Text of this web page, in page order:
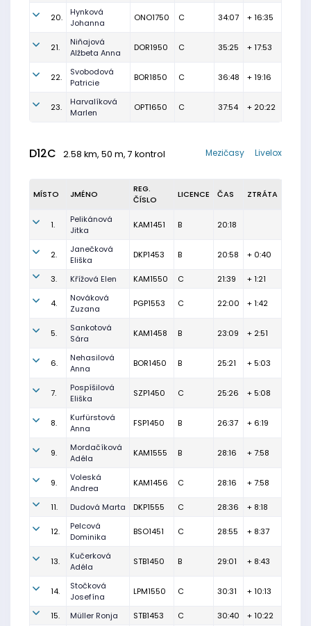
20.
Hynková
Johanna
ONO1750 C 34:07 + 16:35
21.
Niňajová
Alžbeta Anna
DOR1950 C 35:25 + 17:53
22.
Svobodová
Patricie
BOR1850 C 36:48 + 19:16
23.
Harvalíková
Marlen
OPT1650 C 37:54 + 20:22
D12C 2.58 km, 50 m, 7 kontrol Livelox
Mezičasy
MÍSTO JMÉNO
REG.
ČÍSLO
LICENCE ČAS ZTRÁTA
1.
Pelikánová
Jitka
KAM1451 B 20:18
2.
Janečková
Eliška
DKP1453 B 20:58 + 0:40
3. Křížová Elen KAM1550 C 21:39 + 1:21
4.
Nováková
Zuzana
PGP1553 C 22:00 + 1:42
5.
Sankotová
Sára
KAM1458 B 23:09 + 2:51
6.
Nehasilová
Anna
BOR1450 B 25:21 + 5:03
7.
Pospíšilová
Eliška
SZP1450 C 25:26 + 5:08
8.
Kurfürstová
Anna
FSP1450 B 26:37 + 6:19
9.
Mordačíková
Adéla
KAM1555 B 28:16 + 7:58
9.
Voleská
Andrea
KAM1456 C 28:16 + 7:58
11. Dudová Marta DKP1555 C 28:36 + 8:18
12.
Pelcová
Dominika
BSO1451 C 28:55 + 8:37
13.
Kučerková
Adéla
STB1450 B 29:01 + 8:43
14.
Stočková
Josefína
LPM1550 C 30:31 + 10:13
15. Müller Ronja STB1453 C 30:40
+ 10:22